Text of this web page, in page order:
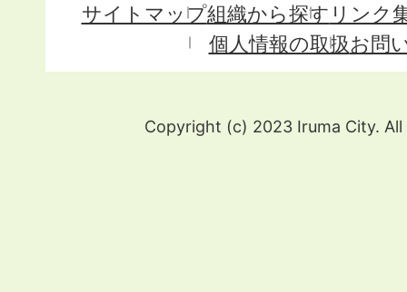
サイトマップ組織から探す リンク
個人情報の取扱お問
Copyright (c) 2023 Iruma City. All